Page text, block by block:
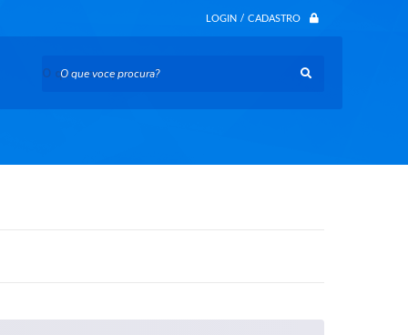
LOGIN / CADASTRO
O que voce procura?